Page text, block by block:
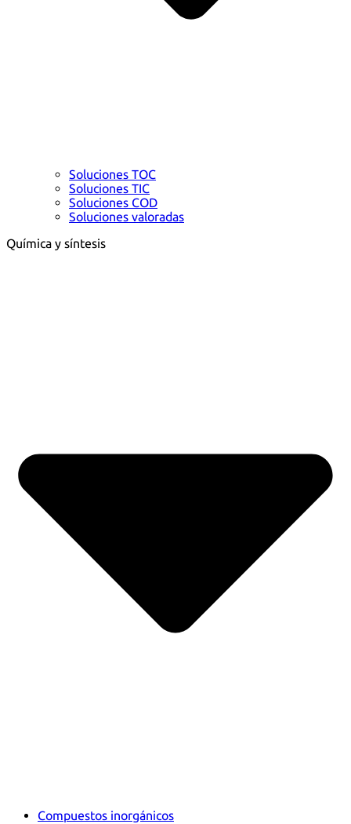
Soluciones TOC
Soluciones TIC
Soluciones COD
Soluciones valoradas
Química y síntesis
Compuestos inorgánicos